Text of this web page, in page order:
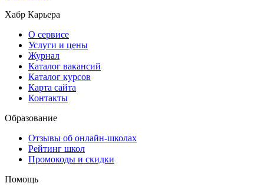
Хабр Карьера
О сервисе
Услуги и цены
Журнал
Каталог вакансий
Каталог курсов
Карта сайта
Контакты
Образование
Отзывы об онлайн-школах
Рейтинг школ
Промокоды и скидки
Помощь